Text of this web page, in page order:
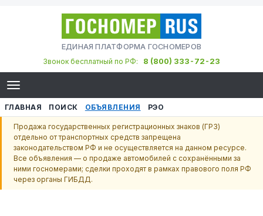
ЕДИНАЯ ПЛАТФОРМА ГОСНОМЕРОВ
Звонок бесплатный по РФ:
8 (800) 333-72-23
ГЛАВНАЯ ПОИСК ОБЪЯВЛЕНИЯ РЭО
Продажа государственных регистрационных знаков (ГРЗ)
отдельно от транспортных средств запрещена
законодательством РФ и не осуществляется на данном ресурсе.
Все объявления — о продаже автомобилей с сохранёнными за
ними госномерами; сделки проходят в рамках правового поля РФ
через органы ГИБДД.